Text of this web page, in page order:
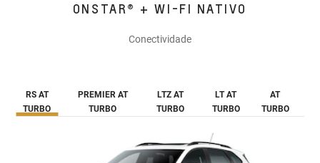
ONSTAR® + WI-FI NATIVO
Conectividade
RS AT
TURBO
PREMIER AT
TURBO
LTZ AT
TURBO
LT AT
TURBO
AT
TURBO